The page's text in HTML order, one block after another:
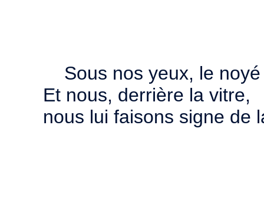
Sous nos yeux, le
Et nous, derrière la vitre,
nous lui faisons signe de